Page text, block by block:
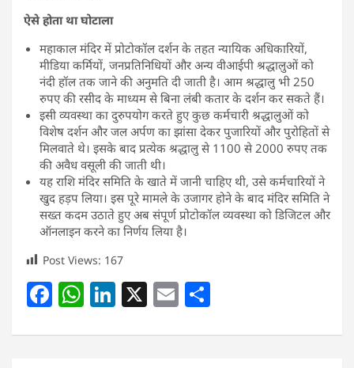
ऐसे होता था घोटाला
महाकाल मंदिर में प्रोटोकॉल दर्शन के तहत न्यायिक अधिकारियों,
मीडिया कर्मियों, जनप्रतिनिधियों और अन्य वीआईपी श्रद्धालुओं को
नंदी हॉल तक जाने की अनुमति दी जाती है। आम श्रद्धालु भी 250
रुपए की रसीद के माध्यम से बिना लंबी कतार के दर्शन कर सकते हैं।
इसी व्यवस्था का दुरुपयोग करते हुए कुछ कर्मचारी श्रद्धालुओं को
विशेष दर्शन और जल अर्पण का झांसा देकर पुजारियों और पुरोहितों से
मिलवाते थे। इसके बाद प्रत्येक श्रद्धालु से 1100 से 2000 रुपए तक
की अवैध वसूली की जाती थी।
यह राशि मंदिर समिति के खाते में जानी चाहिए थी, उसे कर्मचारियों ने
खुद हड़प लिया। इस पूरे मामले के उजागर होने के बाद मंदिर समिति ने
सख्त कदम उठाते हुए अब संपूर्ण प्रोटोकॉल व्यवस्था को डिजिटल और
ऑनलाइन करने का निर्णय लिया है।
Post Views: 167
F
c
W
at
Li
k
X E
ai ar